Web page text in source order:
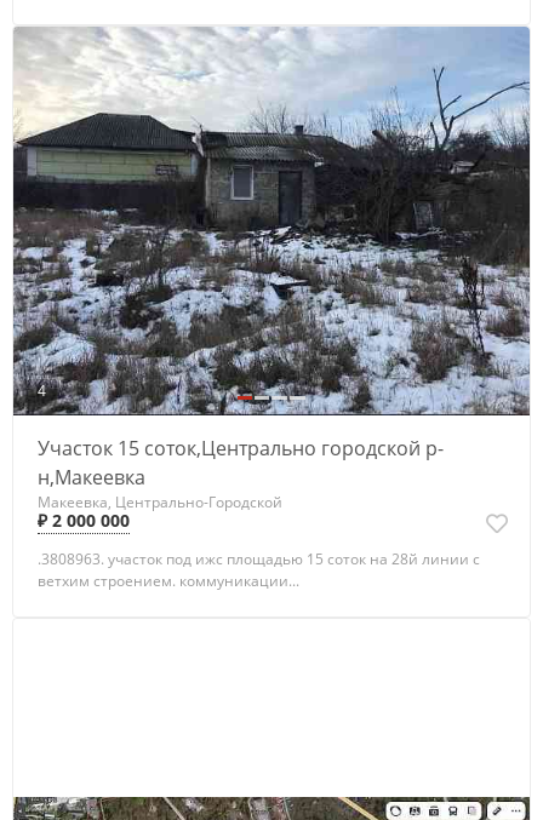
4
Участок 15 соток,Центрально городской р-
н,Макеевка
Макеевка, Центрально-Городской
₽ 2 000 000
.3808963. участок под ижс площадью 15 соток на 28й линии с
ветхим строением. коммуникации...